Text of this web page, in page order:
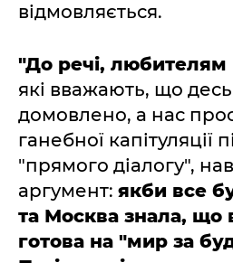
відмовляється.
"До речі, любителям
які вважають, що
домовлено, а нас
ганебної капітуляції
"прямого діалогу",
аргумент: якби все
та Москва знала, що
готова на "мир за